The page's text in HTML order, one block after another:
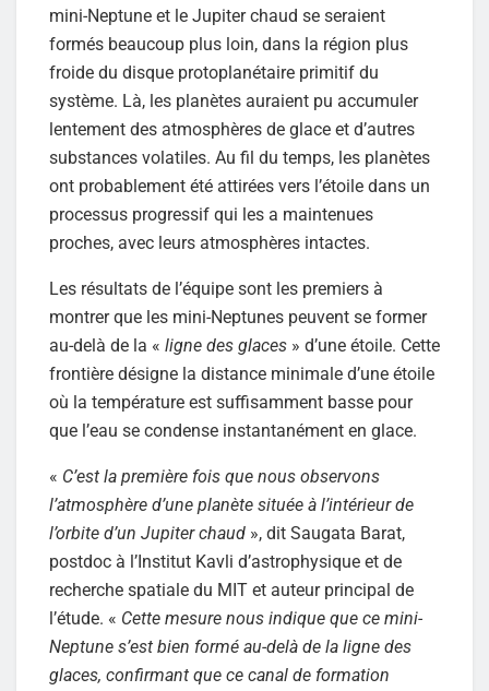
mini-Neptune et le Jupiter chaud se seraient
formés beaucoup plus loin, dans la région plus
froide du disque protoplanétaire primitif du
système. Là, les planètes auraient pu accumuler
lentement des atmosphères de glace et d’autres
substances volatiles. Au fil du temps, les planètes
ont probablement été attirées vers l’étoile dans un
processus progressif qui les a maintenues
proches, avec leurs atmosphères intactes.
Les résultats de l’équipe sont les premiers à
montrer que les mini-Neptunes peuvent se former
au-delà de la « ligne des glaces » d’une étoile. Cette
frontière désigne la distance minimale d’une étoile
où la température est suffisamment basse pour
que l’eau se condense instantanément en glace.
« C’est la première fois que nous observons
l’atmosphère d’une planète située à l’intérieur de
l’orbite d’un Jupiter chaud », dit Saugata Barat,
postdoc à l’Institut Kavli d’astrophysique et de
recherche spatiale du MIT et auteur principal de
l’étude. « Cette mesure nous indique que ce mini-
Neptune s’est bien formé au-delà de la ligne des
glaces, confirmant que ce canal de formation